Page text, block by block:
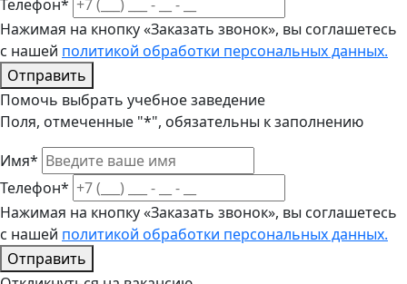
Телефон*
Нажимая на кнопку «Заказать звонок», вы соглашетесь
с нашей политикой обработки персональных данных.
Отправить
Помочь выбрать учебное заведение
Поля, отмеченные "*", обязательны к заполнению
Имя*
Телефон*
Нажимая на кнопку «Заказать звонок», вы соглашетесь
с нашей политикой обработки персональных данных.
Отправить